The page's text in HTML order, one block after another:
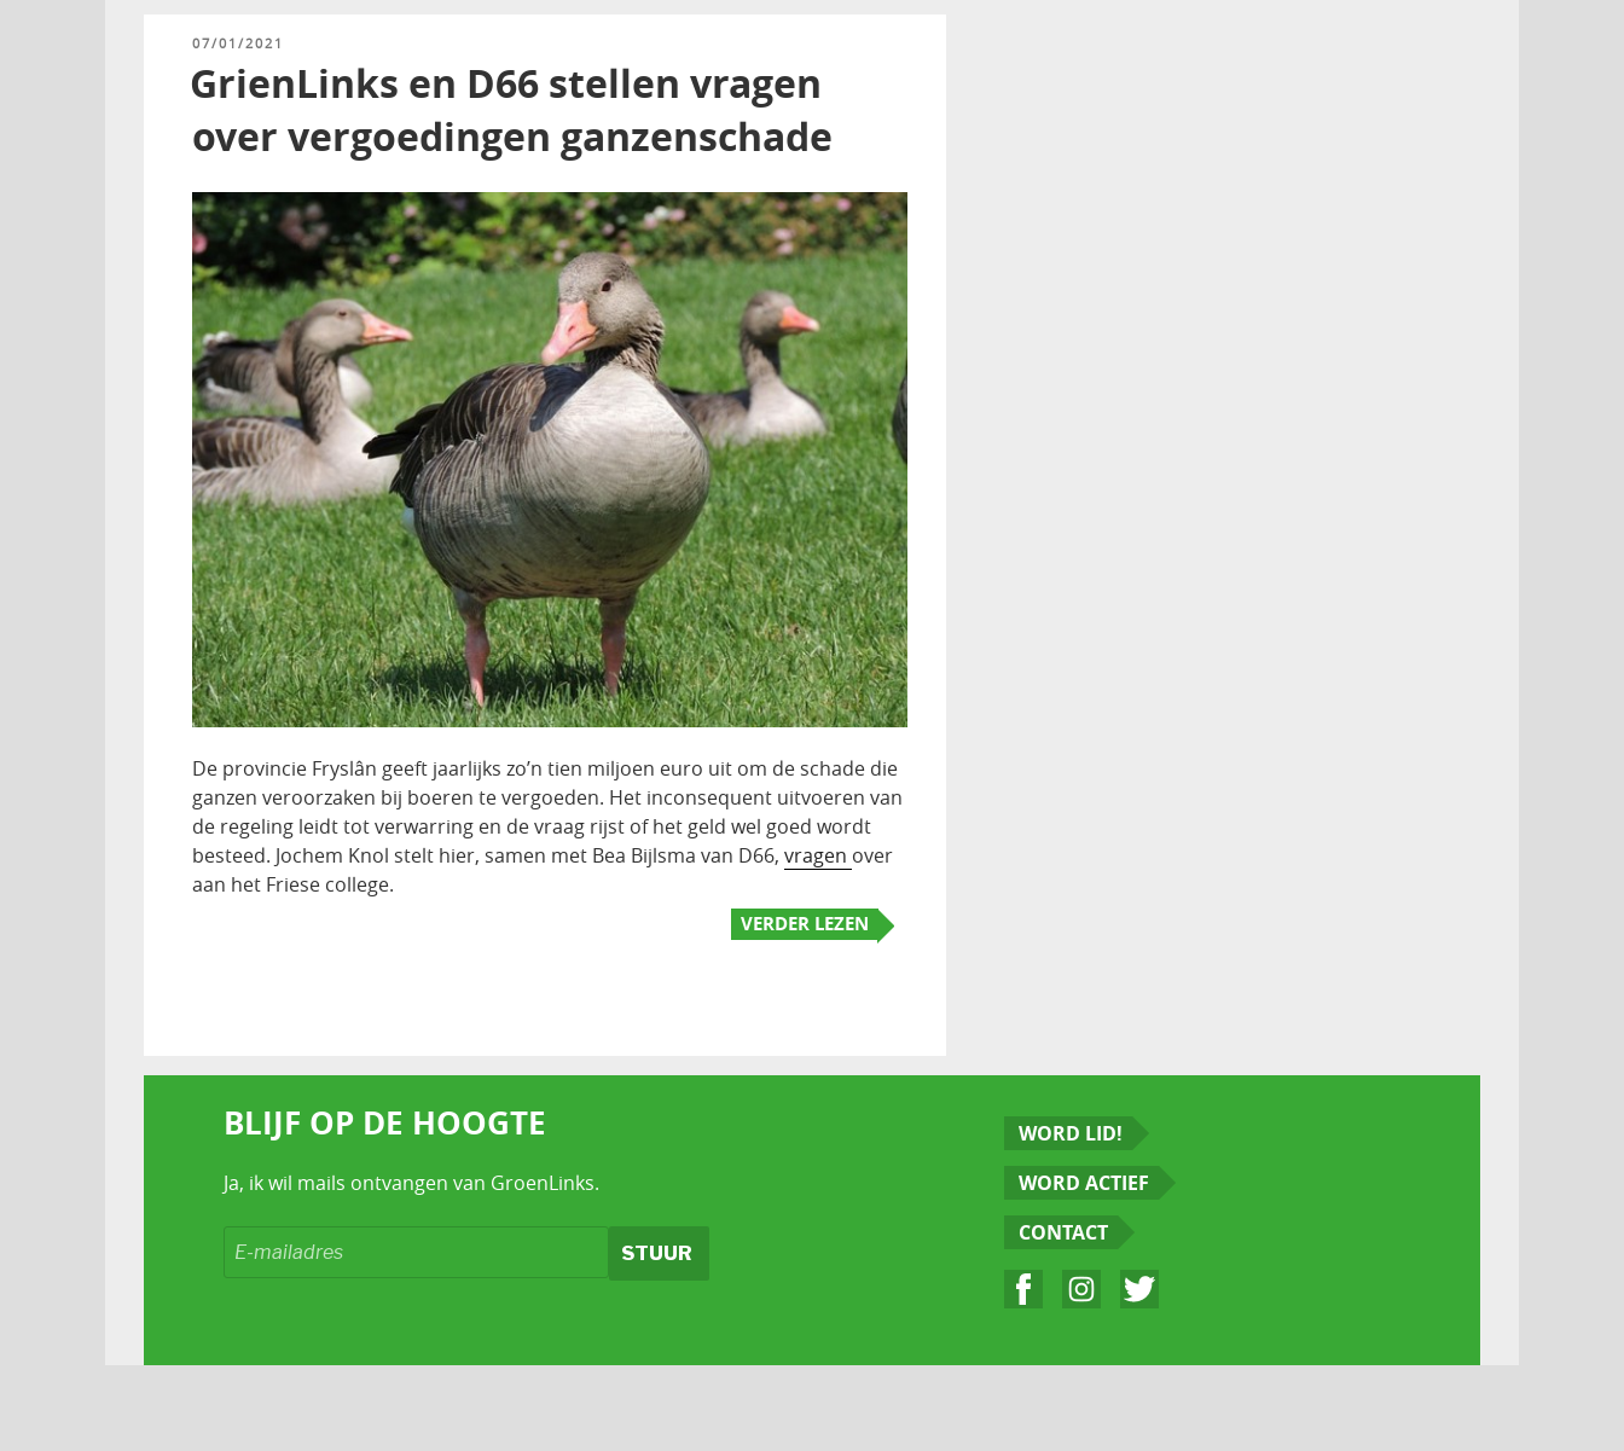
GEPLAATST
07/01/2021
GrienLinks en D66 stellen vragen
over vergoedingen ganzenschade
De provincie Fryslân geeft jaarlijks zo’n tien miljoen euro uit om de schade die
ganzen veroorzaken bij boeren te vergoeden. Het inconsequent uitvoeren van
de regeling leidt tot verwarring en de vraag rijst of het geld wel goed wordt
besteed. Jochem Knol stelt hier, samen met Bea Bijlsma van D66, vragen over
aan het Friese college.
VERDER LEZEN
BLIJF OP DE HOOGTE
Ja, ik wil mails ontvangen van GroenLinks.
WORD LID!
WORD ACTIEF
CONTACT